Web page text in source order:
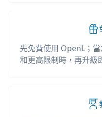
先免費使用 OpenL；
和更高限制時，再升級